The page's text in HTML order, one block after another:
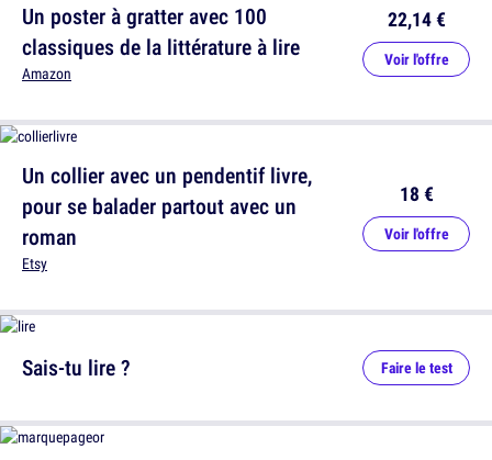
Un collier avec un pendentif livre,
pour se balader partout avec un
roman
Etsy
18 €
Voir l'offre
Un poster à gratter avec 100
classiques de la littérature à lire
Amazon
22,14 €
Voir l'offre
Sais-tu lire ? Faire le test